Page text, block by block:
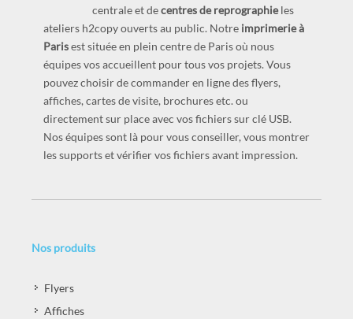
centrale et decentres de reprographieles
ateliers h2copy ouverts au public. Notre imprimerie à
Parisest située en plein centre de Paris où nous
équipes vos accueillent pour tous vos projets. Vous
pouvez choisir de commander en ligne des flyers,
affiches, cartes de visite, brochures etc. ou
directement sur place avec vos fichiers sur clé USB.
Nos équipes sont là pour vous conseiller, vous montrer
les supports et vérifier vos fichiers avant impression.
Nos produits
Flyers
Affiches